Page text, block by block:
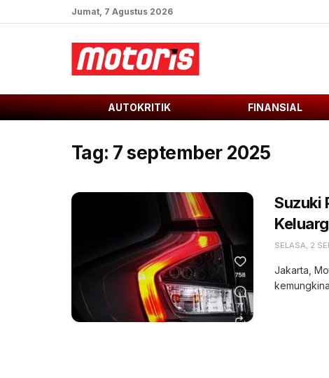
Jumat, 7 Agustus 2026
AUTOKRITIK FINANSIAL
Tag: 7 september 2025
Suzuki
SELASA, 2
Jakarta,